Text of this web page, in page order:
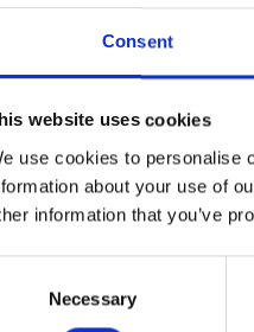
Consent
website uses cookies
use cookies to personalise
about your use of
information that you’ve
Necessary